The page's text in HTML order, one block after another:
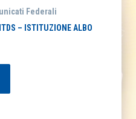
Federali
– ISTITUZIONE ALBO